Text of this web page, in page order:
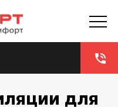
phone_in_talk
для